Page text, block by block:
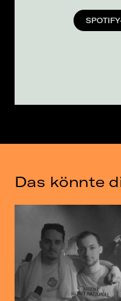
Das könnte